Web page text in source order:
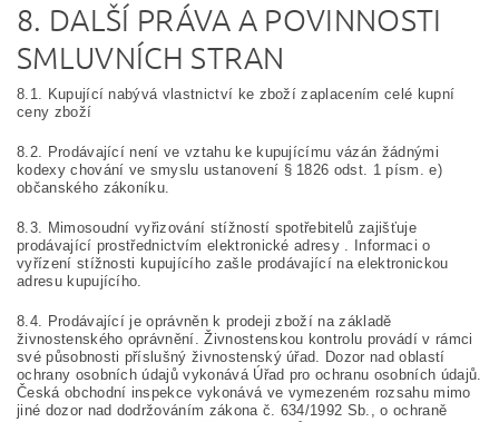
8. DALŠÍ PRÁVA A POVINNOSTI
SMLUVNÍCH STRAN
8.1. Kupující nabývá vlastnictví ke zboží zaplacením celé kupní
ceny zboží
8.2. Prodávající není ve vztahu ke kupujícímu vázán žádnými
kodexy chování ve smyslu ustanovení § 1826 odst. 1 písm. e)
občanského zákoníku.
8.3. Mimosoudní vyřizování stížností spotřebitelů zajišťuje
prodávající prostřednictvím elektronické adresy . Informaci o
vyřízení stížnosti kupujícího zašle prodávající na elektronickou
adresu kupujícího.
8.4. Prodávající je oprávněn k prodeji zboží na základě
živnostenského oprávnění. Živnostenskou kontrolu provádí v rámci
své působnosti příslušný živnostenský úřad. Dozor nad oblastí
ochrany osobních údajů vykonává Úřad pro ochranu osobních údajů.
Česká obchodní inspekce vykonává ve vymezeném rozsahu mimo
jiné dozor nad dodržováním zákona č. 634/1992 Sb., o ochraně